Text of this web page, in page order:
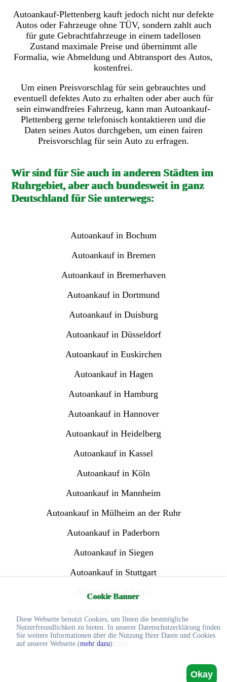
Cookie Banner
Diese Webseite benutzt Cookies, um Ihnen die bestmögliche
Nutzerfreundlichkeit zu bieten. In unserer Datenschutzerklärung finden
Sie weitere Informationen über die Nutzung Ihrer Daten und Cookies
auf unserer Webseite.(mehr dazu)
Okay
Autoankauf-Plettenberg kauft jedoch nicht nur defekte
Autos oder Fahrzeuge ohne TÜV, sondern zahlt auch
für gute Gebrachtfahrzeuge in einem tadellosen
Zustand maximale Preise und übernimmt alle
Formalia, wie Abmeldung und Abtransport des Autos,
kostenfrei.
Um einen Preisvorschlag für sein gebrauchtes und
eventuell defektes Auto zu erhalten oder aber auch für
sein einwandfreies Fahrzeug, kann man Autoankauf-
Plettenberg gerne telefonisch kontaktieren und die
Daten seines Autos durchgeben, um einen fairen
Preisvorschlag für sein Auto zu erfragen.
Wir sind für Sie auch in anderen Städten im
Ruhrgebiet, aber auch bundesweit in ganz
Deutschland für Sie unterwegs:
Autoankauf in Bochum
Autoankauf in Bremen
Autoankauf in Bremerhaven
Autoankauf in Dortmund
Autoankauf in Duisburg
Autoankauf in Düsseldorf
Autoankauf in Euskirchen
Autoankauf in Hagen
Autoankauf in Hamburg
Autoankauf in Hannover
Autoankauf in Heidelberg
Autoankauf in Kassel
Autoankauf in Köln
Autoankauf in Mannheim
Autoankauf in Mülheim an der Ruhr
Autoankauf in Paderborn
Autoankauf in Siegen
Autoankauf in Stuttgart
Autoankauf in Unna
Weitere Autoankauf Standorte finden Sie in unserer
Sitemap